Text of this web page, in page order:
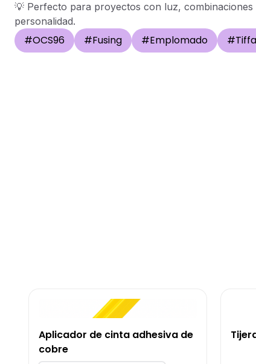
💡 Perfecto para proyectos con luz, combinaciones
personalidad.
#OCS96 #Fusing #Emplomado #
Aplicador de cinta adhesiva de
cobre